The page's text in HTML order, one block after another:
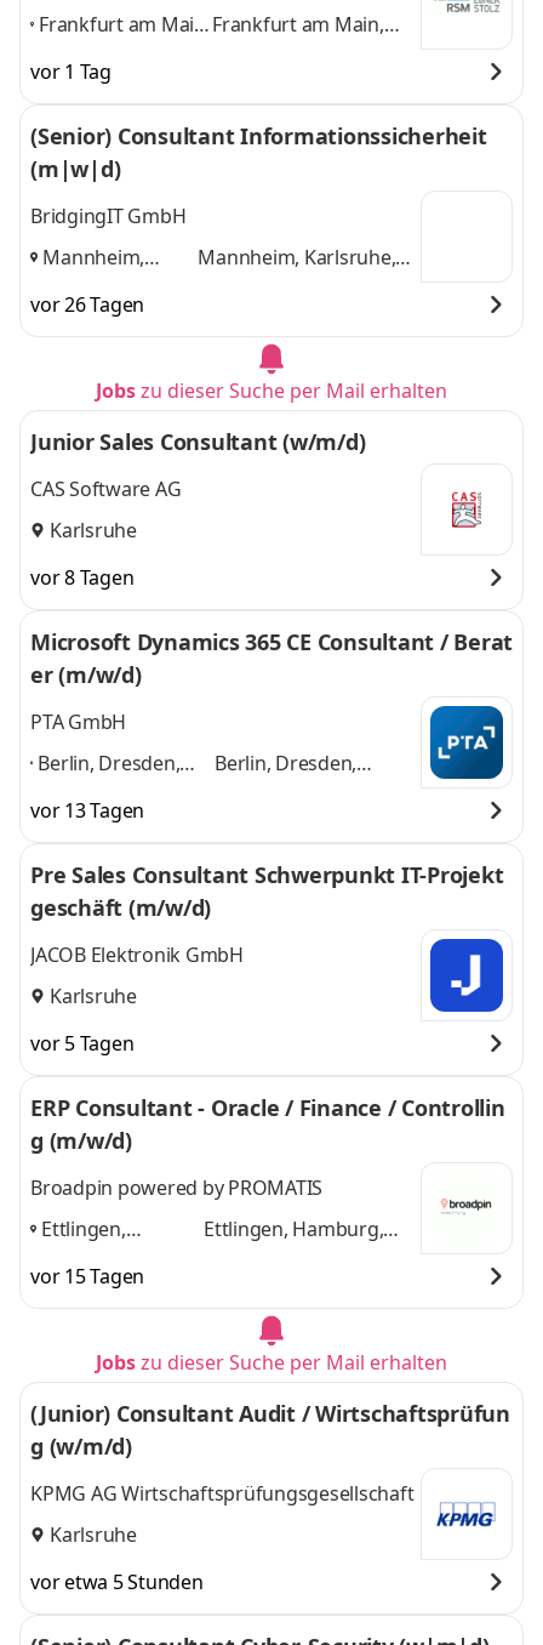
Frankfurt am Main,
München,
Ravensburg,
Reutlingen,
Stuttgart,
Frankfurt am Main,
Reutlingen, Stuttgart
und 4 weitere
vor 1 Tag
(Senior) Consultant Informationssicherheit
(m|w|d)
BridgingIT GmbH
Mannheim,
Stuttgart,
Mannheim, Karlsruhe,
vor 26 Tagen
Jobszu dieser Suche per Mail erhalten
Junior Sales Consultant (w/m/d)
CAS Software AG
Karlsruhe
vor 8 Tagen
Microsoft Dynamics 365 CE Consultant / Berat
er (m/w/d)
PTA GmbH
Berlin, Dresden,
Frankfurt,
Hamburg,
Karlsruhe, Kassel,
Köln, Mannheim,
Berlin, Dresden,
Kassel, Köln,
Mannheim, München
vor 13 Tagen
Pre Sales Consultant Schwerpunkt IT-Projekt
geschäft (m/w/d)
JACOB Elektronik GmbH
Karlsruhe
vor 5 Tagen
ERP Consultant - Oracle / Finance / Controllin
g (m/w/d)
Broadpin powered by PROMATIS
Ettlingen,
Münster, Wien,
Zürich,
Ettlingen, Hamburg,
vor 15 Tagen
Jobszu dieser Suche per Mail erhalten
(Junior) Consultant Audit / Wirtschaftsprüfun
g (w/m/d)
KPMG AG Wirtschaftsprüfungsgesellschaft
Karlsruhe
vor etwa 5 Stunden